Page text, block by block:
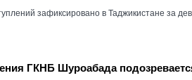
зафиксировано в Таджикистане за
ГКНБ Шуроабада